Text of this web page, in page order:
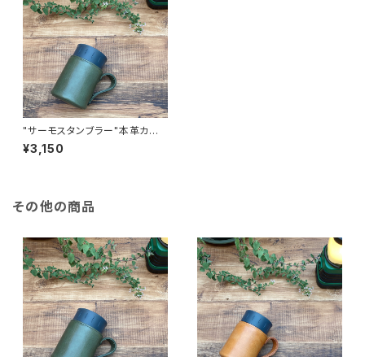
"サーモスタンブラー"本革カバ
ー＜オリーブグリーン＞ 保冷機
能付き THERMOS 350mlカバ
¥3,150
その他の商品